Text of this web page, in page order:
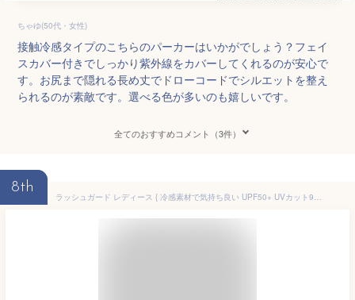
ちゃゆ(50代・女性)
接触冷感タイプのこちらのパーカーはいかがでしょう？フェイ
スカバー付きでしっかり紫外線をカバーしてくれるのが安心で
す。お尻まで隠れる長め丈でドローコードでシルエットを整え
られるのが素敵です。選べる色が多いのも嬉しいです。
全てのおすすめコメント（3件）
8th
ラッシュガード レディース { 冷感素材で気持ち良い UPF50+ UVカット98%で紫外線から肌を守る 耐塩加工 ] パーカー 水着 女性 夏 薄手 長袖 吸水 速乾 4WAYストレッチ 冷感 アウトドア キャンプ 釣り 海 海水浴 海外旅行 人気 ブランド ペアルック LAD WEATHER ラドウェザー